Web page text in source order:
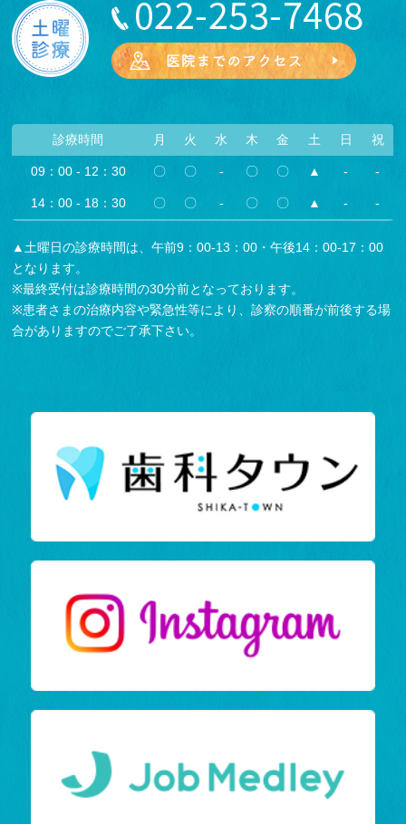
診療時間 月 火 水 木 金 土 日 祝
09：00 - 12：30 〇 〇 - 〇 〇 ▲ - -
14：00 - 18：30 〇 〇 - 〇 〇 ▲ - -
▲土曜日の診療時間は、午前9：00-13：00・午後14：00-17：00
となります。
※最終受付は診療時間の30分前となっております。
※患者さまの治療内容や緊急性等により、診察の順番が前後する場
合がありますのでご了承下さい。